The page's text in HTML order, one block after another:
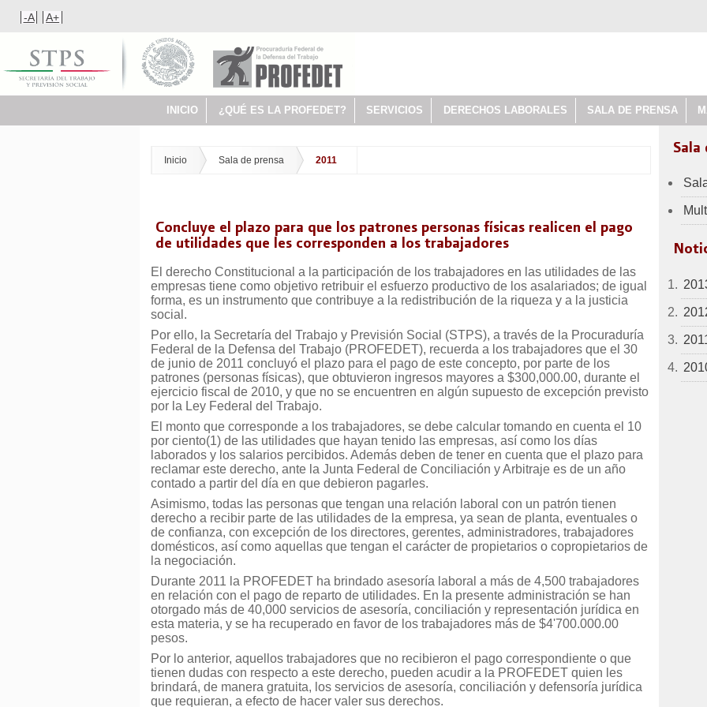
-A A+
INICIO ¿QUÉ ES LA PROFEDET? SERVICIOS DERECHOS LABORALES SALA DE PRENSA
Inicio Sala de prensa 2011
Concluye el plazo para que los patrones personas físicas realicen el pago
de utilidades que les corresponden a los trabajadores
El derecho Constitucional a la participación de los trabajadores en las utilidades de las
empresas tiene como objetivo retribuir el esfuerzo productivo de los asalariados; de igual
forma, es un instrumento que contribuye a la redistribución de la riqueza y a la justicia
social.
Por ello, la Secretaría del Trabajo y Previsión Social (STPS), a través de la Procuraduría
Federal de la Defensa del Trabajo (PROFEDET), recuerda a los trabajadores que el 30
de junio de 2011 concluyó el plazo para el pago de este concepto, por parte de los
patrones (personas físicas), que obtuvieron ingresos mayores a $300,000.00, durante el
ejercicio fiscal de 2010, y que no se encuentren en algún supuesto de excepción previsto
por la Ley Federal del Trabajo.
El monto que corresponde a los trabajadores, se debe calcular tomando en cuenta el 10
por ciento(1) de las utilidades que hayan tenido las empresas, así como los días
laborados y los salarios percibidos. Además deben de tener en cuenta que el plazo para
reclamar este derecho, ante la Junta Federal de Conciliación y Arbitraje es de un año
contado a partir del día en que debieron pagarles.
Asimismo, todas las personas que tengan una relación laboral con un patrón tienen
derecho a recibir parte de las utilidades de la empresa, ya sean de planta, eventuales o
de confianza, con excepción de los directores, gerentes, administradores, trabajadores
domésticos, así como aquellas que tengan el carácter de propietarios o copropietarios de
la negociación.
Durante 2011 la PROFEDET ha brindado asesoría laboral a más de 4,500 trabajadores
en relación con el pago de reparto de utilidades. En la presente administración se han
otorgado más de 40,000 servicios de asesoría, conciliación y representación jurídica en
esta materia, y se ha recuperado en favor de los trabajadores más de $4'700.000.00
pesos.
Por lo anterior, aquellos trabajadores que no recibieron el pago correspondiente o que
tienen dudas con respecto a este derecho, pueden acudir a la PROFEDET quien les
brindará, de manera gratuita, los servicios de asesoría, conciliación y defensoría jurídica
que requieran, a efecto de hacer valer sus derechos.
Sala